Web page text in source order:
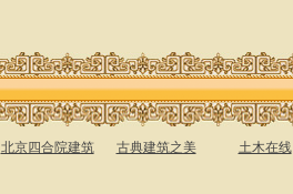
北京四合院建筑 古典建筑之美 土木在线